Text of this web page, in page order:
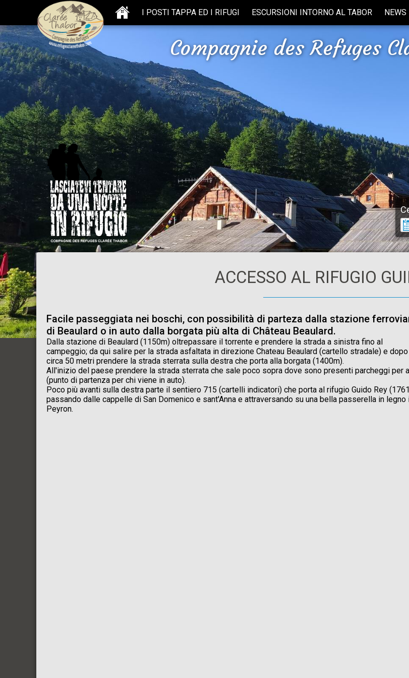
I POSTI TAPPA ED I RIFUGI ESCURSIONI INTORNO AL TABOR NEWS
Compagnie des Refuges
ACCESSO AL RIFUGIO
Facile passeggiata nei boschi, con possibilità di parteza dalla stazione
di Beaulard o in auto dalla borgata più alta di Château Beaulard.
Dalla stazione di Beaulard (1150m) oltrepassare il torrente e prendere la strada a sinistra fino al
campeggio; da qui salire per la strada asfaltata in direzione Chateau Beaulard (cartello stradale) e dopo
circa 50 metri prendere la strada sterrata sulla destra che porta alla borgata (1400m).
All'inizio del paese prendere la strada sterrata che sale poco sopra dove sono presenti parcheggi per
(punto di partenza per chi viene in auto).
Poco più avanti sulla destra parte il sentiero 715 (cartelli indicatori) che porta al rifugio Guido Rey
passando dalle cappelle di San Domenico e sant'Anna e attraversando su una bella passerella in legno
Peyron.